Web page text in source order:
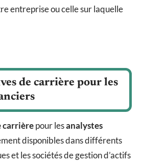
entreprise ou celle sur laquelle
de carrière pour les
carrièrepour lesanalystes
disponibles dans différents
et les sociétés de gestion d’actifs